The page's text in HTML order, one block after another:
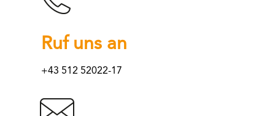
Ruf uns an
+43 512 52022-17